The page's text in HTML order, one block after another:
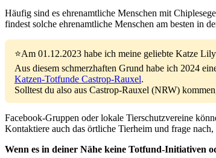
Häufig sind es ehrenamtliche Menschen mit
findest solche ehrenamtliche Menschen am besten in
⭐Am 01.12.2023 habe ich meine geliebte Katze
Aus diesem schmerzhaften Grund habe ich 2024
Katzen-Totfunde Castrop-Rauxel.
Solltest du also aus Castrop-Rauxel (NRW)
Facebook-Gruppen oder lokale Tierschutzvereine
Kontaktiere auch das örtliche Tierheim und frage
Wenn es in deiner Nähe keine Totfund-Initiativen